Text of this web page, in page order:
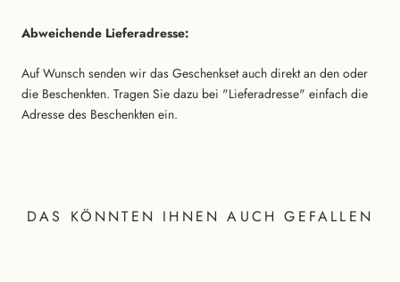
Abweichende Lieferadresse:
Auf Wunsch senden wir das Geschenkset auch direkt an den oder
die Beschenkten. Tragen Sie dazu bei "Lieferadresse" einfach die
Adresse des Beschenkten ein.
DAS KÖNNTEN IHNEN AUCH GEFALLEN